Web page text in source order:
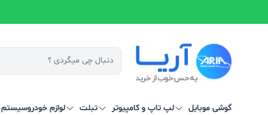
گوشی موبایل لپ تاپ و کامپیوتر تبلت لوازم خودروسیستم‌